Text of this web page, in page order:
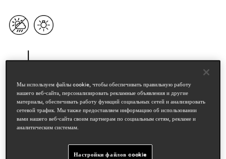
Мы используем файлы cookie, чтобы обеспечивать правильную работу
нашего веб-сайта, персонализировать рекламные объявления и другие
материалы, обеспечивать работу функций социальных сетей и анализировать
сетевой трафик. Мы также предоставляем информацию об использовании
вами нашего веб-сайта своим партнерам по социальным сетям, рекламе и
аналитическим системам.
Настройки файлов cookie